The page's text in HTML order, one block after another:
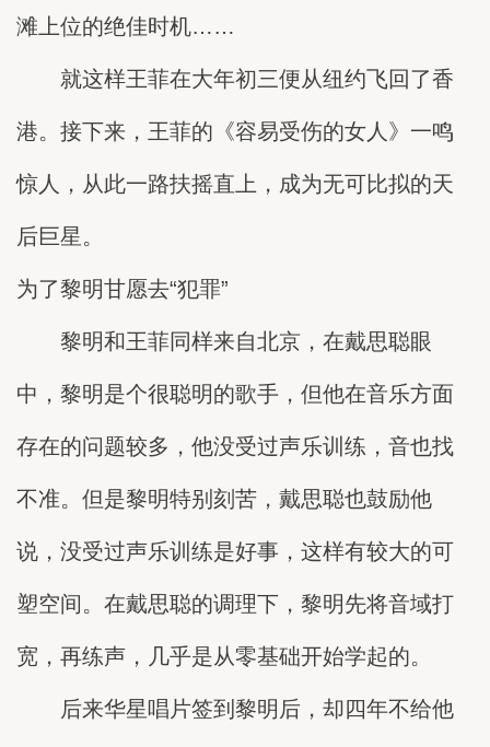
滩上位的绝佳时机……
就这样王菲在大年初三便从纽约飞回了香
港。接下来，王菲的《容易受伤的女人》一鸣
惊人，从此一路扶摇直上，成为无可比拟的天
后巨星。
为了黎明甘愿去“犯罪”
黎明和王菲同样来自北京，在戴思聪眼
中，黎明是个很聪明的歌手，但他在音乐方面
存在的问题较多，他没受过声乐训练，音也找
不准。但是黎明特别刻苦，戴思聪也鼓励他
说，没受过声乐训练是好事，这样有较大的可
塑空间。在戴思聪的调理下，黎明先将音域打
宽，再练声，几乎是从零基础开始学起的。
后来华星唱片签到黎明后，却四年不给他